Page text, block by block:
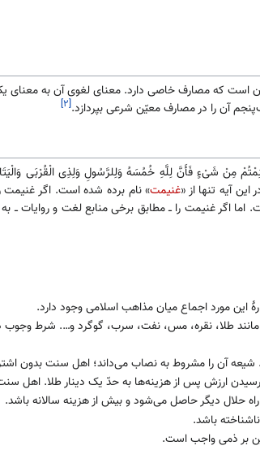
است که مصارف خاصی دارد. معنای لغوی آن به
آن را در مصارف معیّن شرعی بپردازد.[۲]
آیه تنها از «غنیمت» نام برده شده است. اگر
اگر غنیمت را ــ مطابق برخی منابع لغت و روایات
این مورد اجماع میان مذاهب اسلامی وجود دارد.
آن را مشروط به نصاب می‌داند؛ اهل سنت بدون
ارزش پس از هزینه‌ها به حدّ یک دینار طلا. اهل
حلال دیگر حاصل می‌شود و بیش از هزینه سالانه باشد.
باشد.
بر ذمی واجب است.